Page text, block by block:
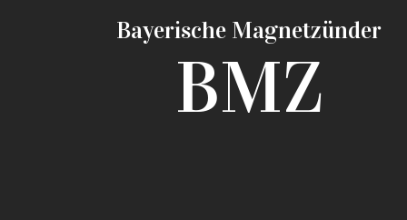
Bayerische Magnetzünder
BMZ